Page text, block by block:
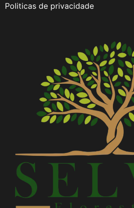
Politicas de privacidade